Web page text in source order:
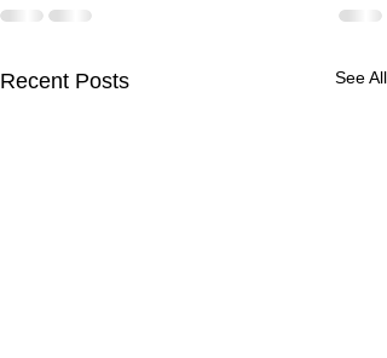
Recent Posts See All